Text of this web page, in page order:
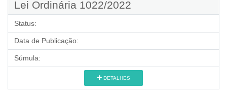
Lei Ordinária 1022/2022
Status:
Data de Publicação:
Súmula:
DETALHES